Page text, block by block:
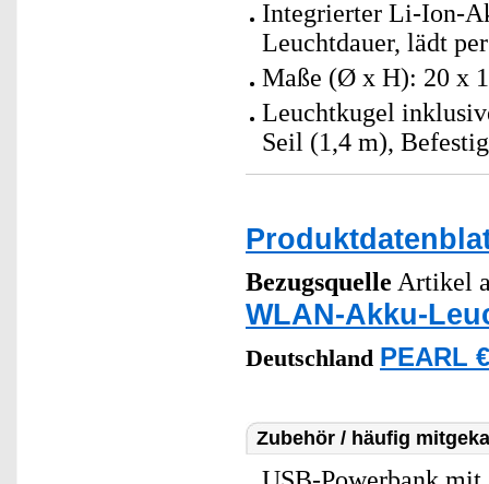
Integrierter Li-Ion-
Leuchtdauer, lädt
Maße (Ø x H): 20 x
Leuchtkugel
Seil (1,4 m),
Bezugsquelle Artikel
WLAN-Akku-
Deutschland PEARL
Zubehör / häufig